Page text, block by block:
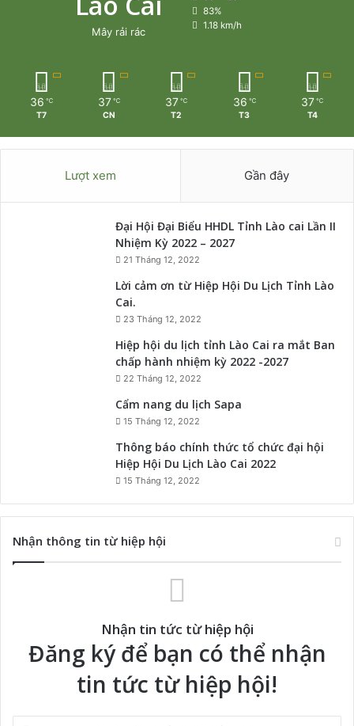
Mây rải rác
83%
1.18 km/h
36 ℃
T7
37 ℃
CN
37 ℃
T2
36 ℃
T3
37 ℃
T4
Lượt xem Gần đây
Đại Hội Đại Biểu HHDL Tỉnh Lào cai Lần II
Nhiệm Kỳ 2022 – 2027
21 Tháng 12, 2022
Lời cảm ơn từ Hiệp Hội Du Lịch Tỉnh Lào
Cai.
23 Tháng 12, 2022
Hiệp hội du lịch tỉnh Lào Cai ra mắt Ban
chấp hành nhiệm kỳ 2022 -2027
22 Tháng 12, 2022
Cẩm nang du lịch Sapa
15 Tháng 12, 2022
Thông báo chính thức tổ chức đại hội
Hiệp Hội Du Lịch Lào Cai 2022
15 Tháng 12, 2022
Nhận thông tin từ hiệp hội
Nhận tin tức từ hiệp hội
Đăng ký để bạn có thể nhận
tin tức từ hiệp hội!